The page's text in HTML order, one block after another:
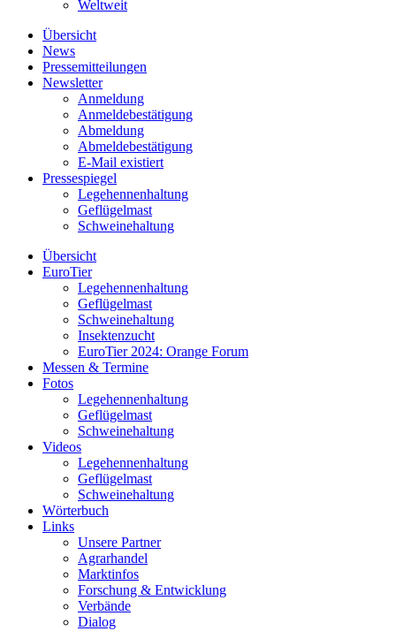
Weltweit
Übersicht
News
Pressemitteilungen
Newsletter
Anmeldung
Anmeldebestätigung
Abmeldung
Abmeldebestätigung
E-Mail existiert
Pressespiegel
Legehennenhaltung
Geflügelmast
Schweinehaltung
Übersicht
EuroTier
Legehennenhaltung
Geflügelmast
Schweinehaltung
Insektenzucht
EuroTier 2024: Orange Forum
Messen & Termine
Fotos
Legehennenhaltung
Geflügelmast
Schweinehaltung
Videos
Legehennenhaltung
Geflügelmast
Schweinehaltung
Wörterbuch
Links
Unsere Partner
Agrarhandel
Marktinfos
Forschung & Entwicklung
Verbände
Dialog